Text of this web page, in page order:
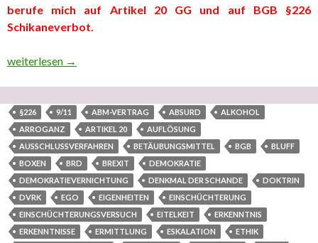
berufe mich auf Artikel 20 GG und auf BGB §226
Schikaneverbot.
Teil 4 “In ‘eigener’ Sache” (dritter ausgelagerter Teilbereich
weiterlesen →
§226 9/11 ABM-VERTRAG ABSURD
ALKOHOL
ARROGANZ
ARTIKEL 20
AUFLÖSUNG
AUSSCHLUSSVERFAHREN
BETÄUBUNGSMITTEL BGB
BLUFF
BOXEN
BRD BREXIT
DEMOKRATIE
DEMOKRATIEVERNICHTUNG
DENKMAL DER SCHANDE
DOKTRIN
DVRK
EGO EIGENHEITEN
EINSCHÜCHTERUNG
EINSCHÜCHTERUNGSVERSUCH
EITELKEIT
ERKENNTNIS
ERKENNTNISSE
ERMITTLUNG ESKALATION
ETHIK